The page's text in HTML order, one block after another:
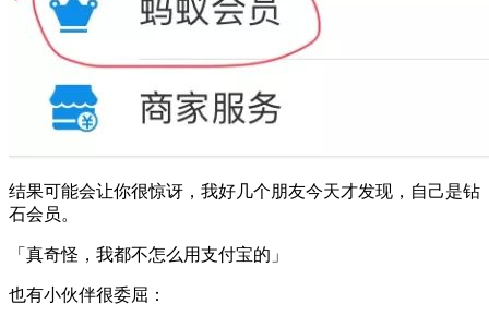
结果可能会让你很惊讶，我好几个朋友今天才发现，自己是钻
石会员。
「真奇怪，我都不怎么用支付宝的」
也有小伙伴很委屈：